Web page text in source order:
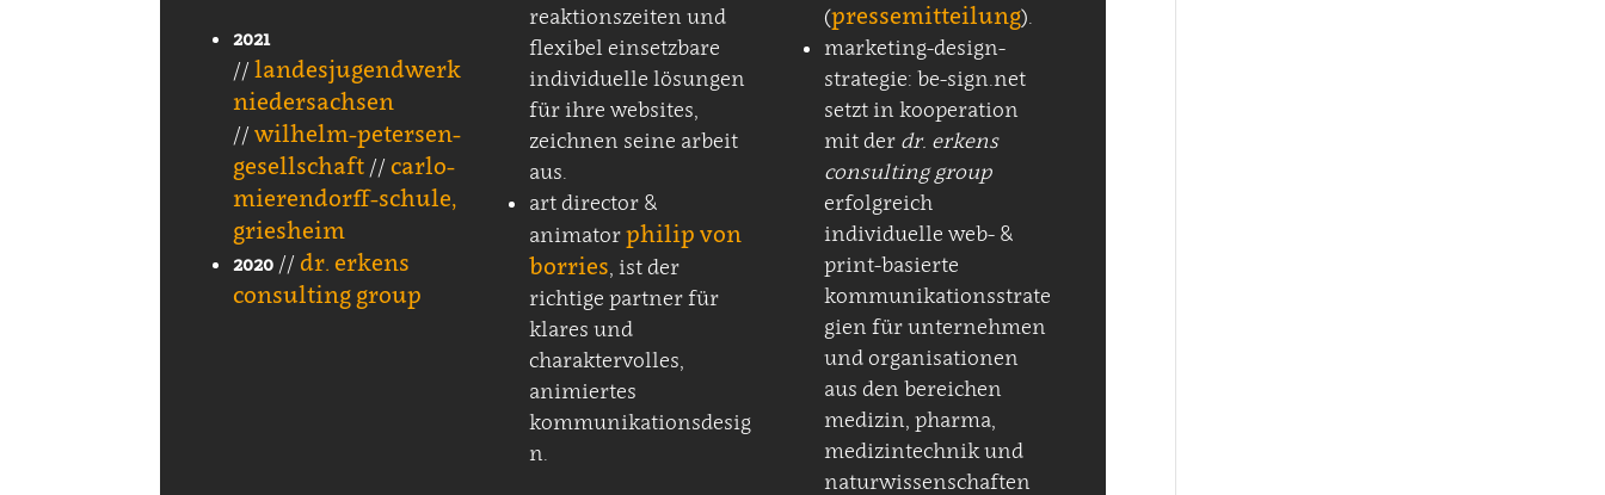
2021
// landesjugendwerk
niedersachsen
// wilhelm-petersen-
gesellschaft// carlo-
mierendorff-schule,
griesheim
2020 // dr. erkens
consulting group
reaktionszeiten und
flexibel einsetzbare
individuelle lösungen
für ihre websites,
zeichnen seine arbeit
aus.
art director &
animator philip von
borries , ist der
richtige partner für
klares und
charaktervolles,
animiertes
kommunikationsdesig
n.
(pressemitteilung).
marketing-design-
strategie: be-sign.net
setzt in kooperation
mit der dr. erkens
consulting group
erfolgreich
individuelle web- &
print-basierte
kommunikationsstrate
gien für unternehmen
und organisationen
aus den bereichen
medizin, pharma,
medizintechnik und
naturwissenschaften